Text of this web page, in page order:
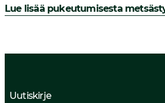
Lue lisää pukeutumisesta
Uutiskirje